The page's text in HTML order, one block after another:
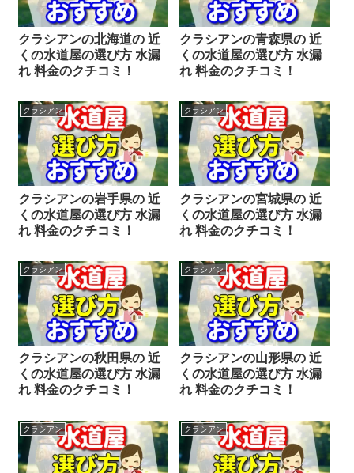
クラシアンの北海道の 近
くの水道屋の選び方 水漏
れ 料金のクチコミ！
クラシアンの青森県の 近
くの水道屋の選び方 水漏
れ 料金のクチコミ！
クラシアン
クラシアンの岩手県の 近
くの水道屋の選び方 水漏
れ 料金のクチコミ！
クラシアン
クラシアンの宮城県の 近
くの水道屋の選び方 水漏
れ 料金のクチコミ！
クラシアン
クラシアンの秋田県の 近
くの水道屋の選び方 水漏
れ 料金のクチコミ！
クラシアン
クラシアンの山形県の 近
くの水道屋の選び方 水漏
れ 料金のクチコミ！
クラシアン クラシアン